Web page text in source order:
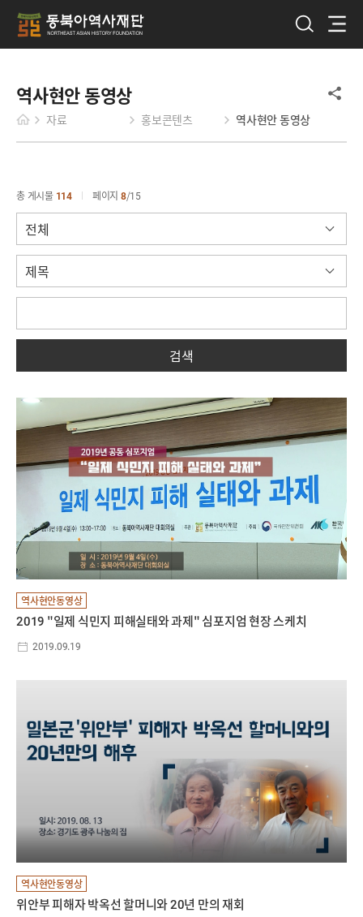
역사현안 동영상
자료 홍보콘텐츠 역사현안 동영상
총 게시물 114 페이지 8 15
검색
역사현안동영상
2019 "일제 식민지 피해실태와 과제" 심포지엄 현장 스케치
2019.09.19
역사현안동영상
위안부 피해자 박옥선 할머니와 20년 만의 재회